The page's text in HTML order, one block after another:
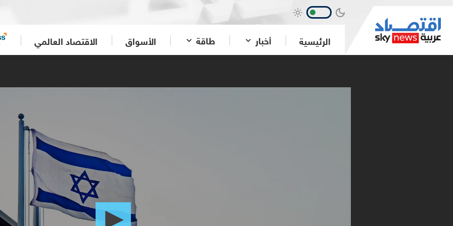
الرئيسية أخبار طاقة الأسواق الاقتصاد العالمي